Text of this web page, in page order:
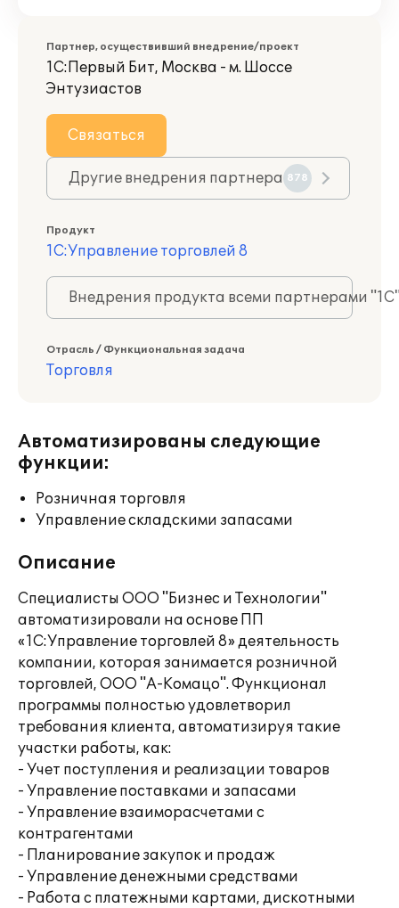
Партнер, осуществивший внедрение/проект
1С:Первый Бит, Москва - м. Шоссе
Энтузиастов
Связаться
Другие внедрения партнера 878
Продукт
1С:Управление торговлей 8
Внедрения продукта всеми партнерами
Отрасль / Функциональная задача
Торговля
Автоматизированы следующие
функции:
Розничная торговля
Управление складскими запасами
Описание
Специалисты ООО "Бизнес и Технологии"
автоматизировали на основе ПП
«1С:Управление торговлей 8» деятельность
компании, которая занимается розничной
торговлей, ООО "А-Комацо". Функционал
программы полностью удовлетворил
требования клиента, автоматизируя такие
участки работы, как:
- Учет поступления и реализации товаров
- Управление поставками и запасами
- Управление взаиморасчетами с
контрагентами
- Планирование закупок и продаж
- Управление денежными средствами
- Работа с платежными картами, дискотными